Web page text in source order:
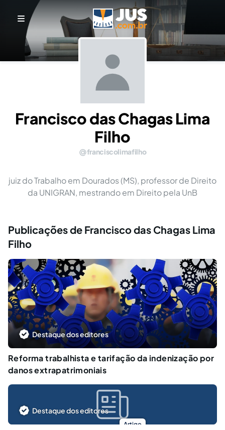
Francisco das Chagas Lima
Filho
franciscolimafilho
juiz do Trabalho em Dourados (MS), professor de Direito
da UNIGRAN, mestrando em Direito pela UnB
Publicações de Francisco das Chagas Lima
Filho
Destaque dos editores
Reforma trabalhista e tarifação da indenização por
danos extrapatrimoniais
Artigo
Destaque dos editores